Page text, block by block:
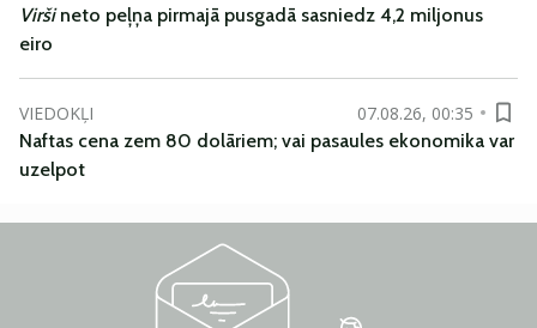
Viršineto peļņa pirmajā pusgadā sasniedz 4,2 miljonus
eiro
VIEDOKĻI
07.08.26, 00:35
Naftas cena zem 80 dolāriem; vai pasaules ekonomika var
uzelpot